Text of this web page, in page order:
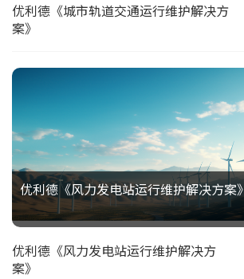
优利德《城市轨道交通运行维护解决方
案》
优利德《风力发电站运行维护解决方案》
优利德《风力发电站运行维护解决方
案》